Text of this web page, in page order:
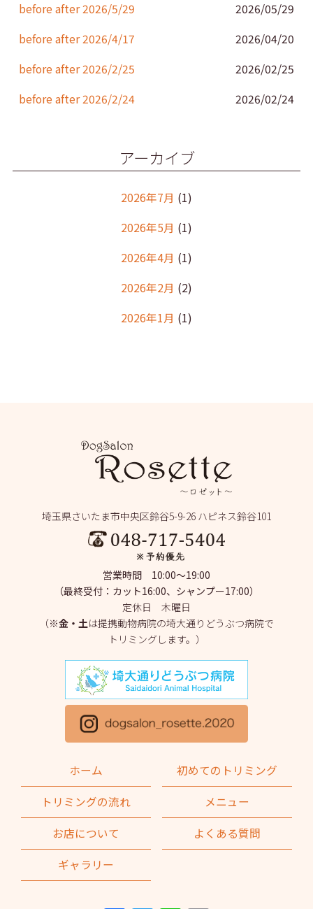
before after 2026/5/29
2026/05/29
before after 2026/4/17
2026/04/20
before after 2026/2/25
2026/02/25
before after 2026/2/24
2026/02/24
アーカイブ
2026年7月 (1)
2026年5月 (1)
2026年4月 (1)
2026年2月 (2)
2026年1月 (1)
2025年8月(2)
(2)
2025年5月(4)
2025年4月
(1)
2025年3月(2)
2025年2月(4)
2025年1月(1)
2024年12月(1)
2024年10月(2)
2024年9月
埼玉県さいたま市中央区鈴谷5-9-26 ハピネス鈴谷101
営業時間 10:00～19:00
（最終受付：カット16:00、シャンプー17:00）
定休日 木曜日
（※金・土は提携動物病院の埼大通りどうぶつ病院で
トリミングします。）
ホーム
初めてのトリミング
トリミングの流れ
メニュー
お店について
よくある質問
ギャラリー